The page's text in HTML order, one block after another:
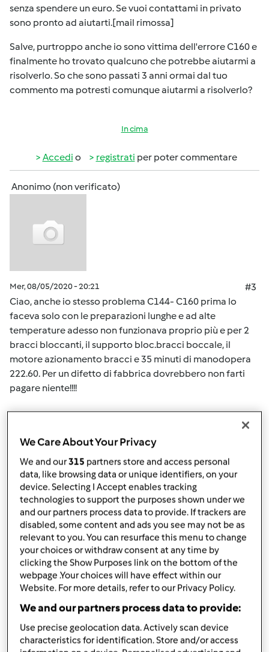
senza spendere un euro. Se vuoi contattami in privato
sono pronto ad aiutarti.[mail rimossa]
Salve, purtroppo anche io sono vittima dell'errore C160 e
finalmente ho trovato qualcuno che potrebbe aiutarmi a
risolverlo. So che sono passati 3 anni ormai dal tuo
commento ma potresti comunque aiutarmi a risolverlo?
In cima
Accedi o registrati per poter commentare
Anonimo (non verificato)
Mer, 08/05/2020 - 20:21
#3
Ciao, anche io stesso problema C144- C160 prima lo
faceva solo con le preparazioni lunghe e ad alte
temperature adesso non funzionava proprio più e per 2
bracci bloccanti, il supporto bloc.bracci boccale, il
motore azionamento bracci e 35 minuti di manodopera
222.60. Per un difetto di fabbrica dovrebbero non farti
pagare niente!!!!
Accedio per poter commentare
Team Bimby Iscritto : 11.12.2009
Mar, 07/07/2020 - 09:53
Ciao Felice, sebbene il tuo Bimby non sia più in garanzia e
tu ti sia già rivolto alla nostra assistenza, ribadiamo che, ai
fini della sicurezza, non è consigliabile agire in autonomia
per riparare un Bimby.
Un cordiale saluto
Team Bimby
We Care About Your Privacy
We and our315 partners store and access personal
data, like browsing data or unique identifiers, on your
device. Selecting I Accept enables tracking
technologies to support the purposes shown under we
and our partners process data to provide. If trackers are
disabled, some content and ads you see may not be as
relevant to you. You can resurface this menu to change
your choices or withdraw consent at any time by
clicking the Show Purposes link on the bottom of the
webpage .Your choices will have effect within our
Website. For more details, refer to our Privacy Policy.
We and our partners process data to provide:
Use precise geolocation data. Actively scan device
characteristics for identification. Store and/or access